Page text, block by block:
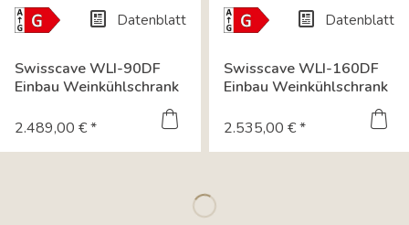
Energielabel- Datenblatt
Swisscave WLI-90DF
Einbau Weinkühlschrank
2.489,00 € *
Energielabel- Datenblatt
Swisscave WLI-160DF
Einbau Weinkühlschrank
2.535,00 € *